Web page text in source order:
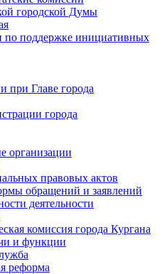
городской Думы
по поддержке инициативных
при Главе города
города
организации
правовых актов
обращений и заявлений
деятельности
комиссия города Кургана
и функции
реформа